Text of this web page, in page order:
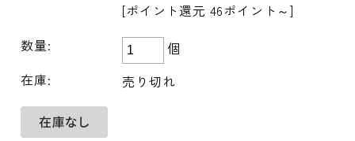
[ポイント還元 46ポイント～]
数量:
個
在庫:
売り切れ